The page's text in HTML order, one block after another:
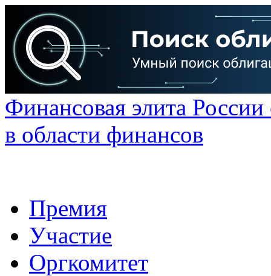
Финансовая элита
в области финансов
Премия
Участие
Оргкомитет